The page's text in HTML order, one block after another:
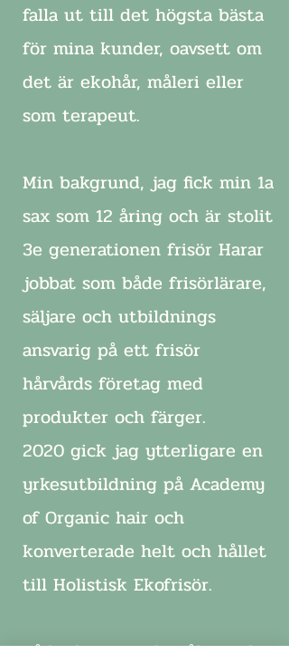
Holistisk
Ekofrisör &
Konstterapi
falla ut till det högsta bästa
för mina kunder, oavsett om
det är ekohår, måleri eller
som terapeut.
Min bakgrund, jag fick min 1a
sax som 12 åring och är stolit
3e generationen frisör Harar
jobbat som både frisörlärare,
säljare och utbildnings
ansvarig på ett frisör
hårvårds företag med
produkter och färger.
2020 gick jag ytterligare en
yrkesutbildning på Academy
of Organic hair och
konverterade helt och hållet
till Holistisk Ekofrisör.